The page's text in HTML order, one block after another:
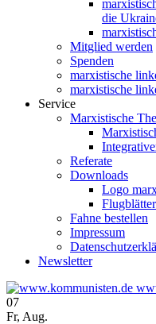
die
Mitglied werden
Spenden
marxistische
marxistische
Service
Marxistische
Referate
Downloads
Logo
Fahne bestellen
Impressum
Newsletter
07
Fr, Aug.